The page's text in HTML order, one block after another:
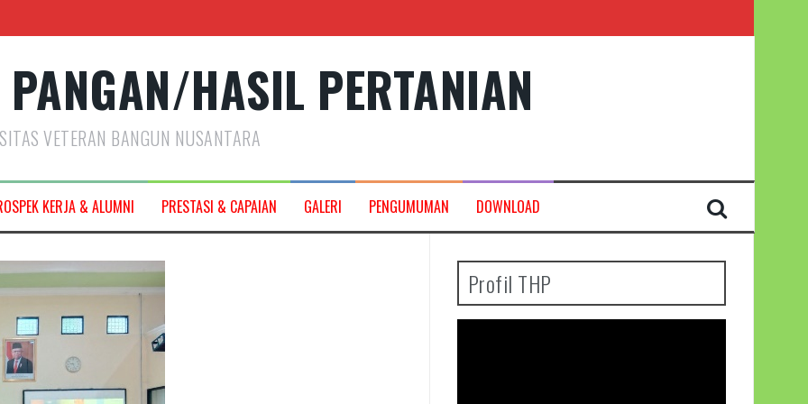
HASIL PERTANIAN
VETERAN BANGUN NUSANTARA
KERJA & ALUMNI PRESTASI & CAPAIAN GALERI PENGUMUMAN DOWNLOAD
Profil THP